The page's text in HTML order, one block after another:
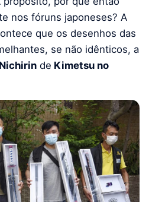
nos fóruns japoneses? A
que os desenhos das
se não idênticos, a
de Kimetsu no